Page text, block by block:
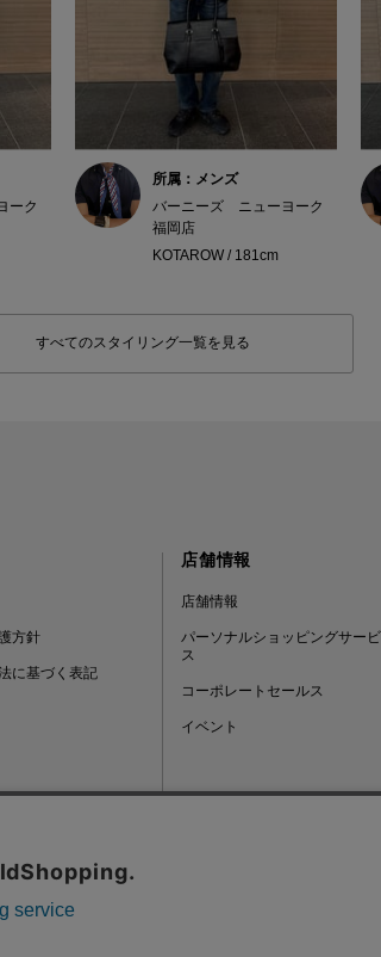
ーク
所属：メンズ
バーニーズ ニューヨーク
福岡店
KOTAROW / 181cm
すべてのスタイリング一覧を見る
方針
に基づく表記
店舗情報
店舗情報
パーソナルショッピングサービ
ス
コーポレートセールス
イベント